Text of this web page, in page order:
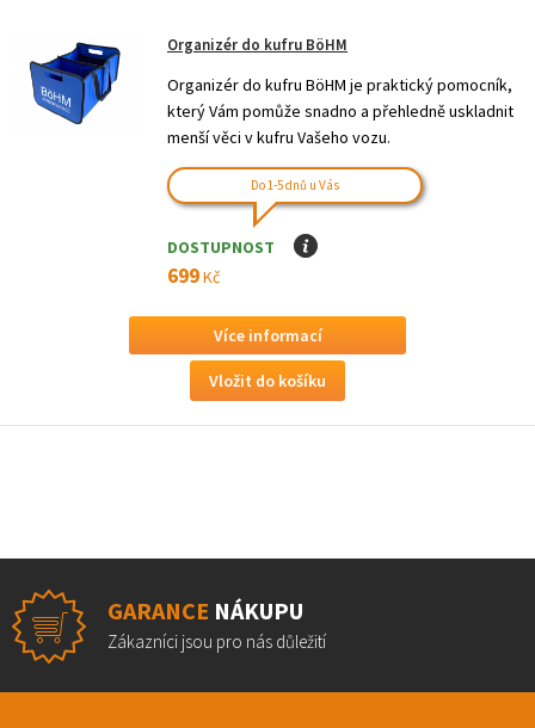
Organizér do kufru BöHM
Organizér do kufru BöHM je praktický pomocník,
který Vám pomůže snadno a přehledně uskladnit
menší věci v kufru Vašeho vozu.
Do 1-5 dnů u Vás
DOSTUPNOST I
699Kč
Více informací
GARANCE NÁKUPU
Zákazníci jsou pro nás důležití